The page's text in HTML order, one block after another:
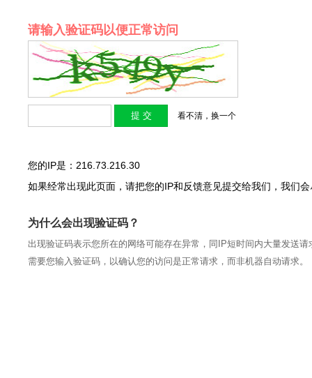
请输入验证码以便正常访问
看不清，换一个
您的IP是：216.73.216.30
如果经常出现此页面，请把您的IP和反馈意见提交给我们，我们
为什么会出现验证码？
出现验证码表示您所在的网络可能存在异常，同IP短时间内大量发送
需要您输入验证码，以确认您的访问是正常请求，而非机器自动请求。